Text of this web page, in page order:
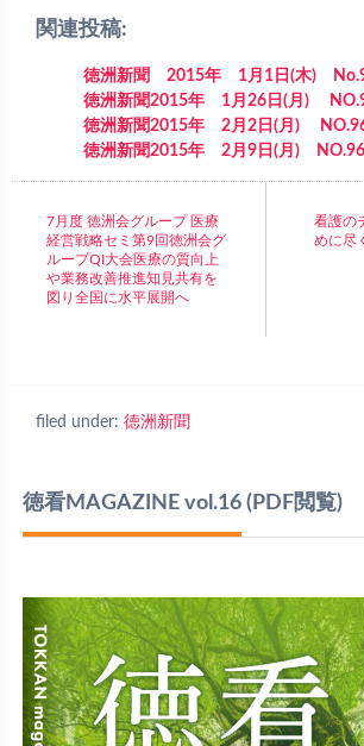
関連投稿:
徳洲新聞 2015年 1月1日(木)
徳洲新聞2015年 1月26日(月)
徳洲新聞2015年 2月2日(月)
徳洲新聞2015年 2月9日(月)
7月度 徳洲会グループ 医療
経営戦略セミ第9回徳洲会グ
ループQI大会医療の質向上
や業務改善推進知見共有を
図り全国に水平展開へ
看護の
めに尽
filed under: 徳洲新聞
徳看MAGAZINE vol.16(PDF閲覧)